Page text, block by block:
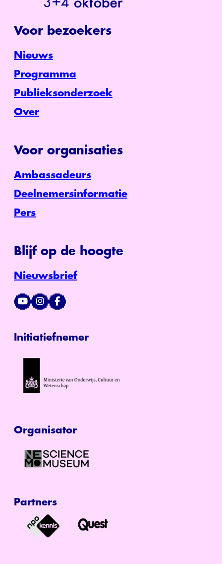
Voor bezoekers
Nieuws
Programma
Publieksonderzoek
Over
Voor organisaties
Ambassadeurs
Deelnemersinformatie
Pers
Blijf op de hoogte
Nieuwsbrief
Initiatiefnemer
Organisator
Partners